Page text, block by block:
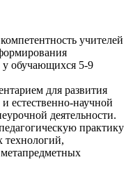
учителей
обучающихся 5-9
для развития
естественно-научной
деятельности.
практику
технологий,